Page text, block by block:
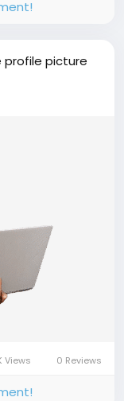
picture
Views 0 Reviews